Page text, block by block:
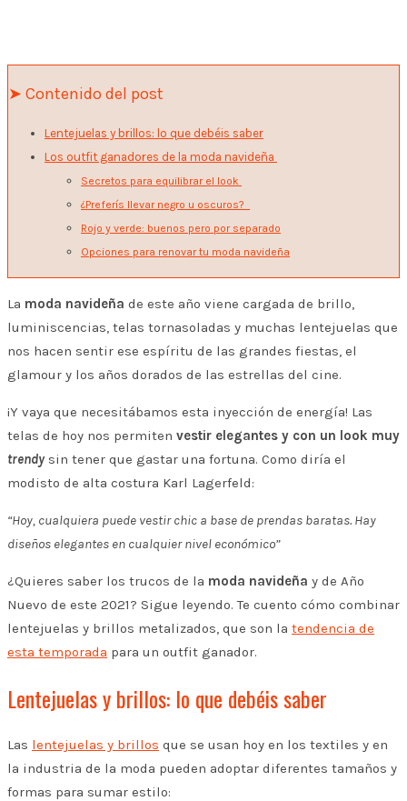
➤ Contenido del post
Lentejuelas y brillos: lo que debéis saber
Los outfit ganadores de la moda navideña
Secretos para equilibrar el look
¿Preferís llevar negro u oscuros?
Rojo y verde: buenos pero por separado
Opciones para renovar tu moda navideña
La moda navideña de este año viene cargada de brillo,
luminiscencias, telas tornasoladas y muchas lentejuelas que
nos hacen sentir ese espíritu de las grandes fiestas, el
glamour y los años dorados de las estrellas del cine.
¡Y vaya que necesitábamos esta inyección de energía! Las
telas de hoy nos permiten vestir elegantes y con un look muy
trendysin tener que gastar una fortuna. Como diría el
modisto de alta costura Karl Lagerfeld:
“Hoy, cualquiera puede vestir chic a base de prendas baratas. Hay
diseños elegantes en cualquier nivel económico”
¿Quieres saber los trucos de la moda navideña y de Año
Nuevo de este 2021? Sigue leyendo. Te cuento cómo combinar
lentejuelas y brillos metalizados, que son la tendencia de
esta temporada para un outfit ganador.
Lentejuelas y brillos: lo que debéis saber
Las lentejuelas y brillos que se usan hoy en los textiles y en
la industria de la moda pueden adoptar diferentes tamaños y
formas para sumar estilo: